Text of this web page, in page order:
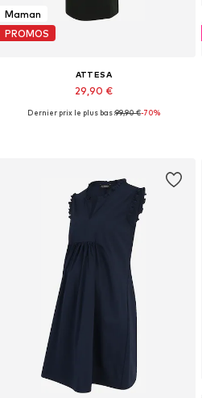
Maman
PROMOS
ATTESA
29,90 €
Tailles disponibles: 34
Dernier prix le plus bas :99,90 €-70%